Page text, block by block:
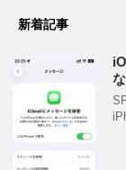
新着記事